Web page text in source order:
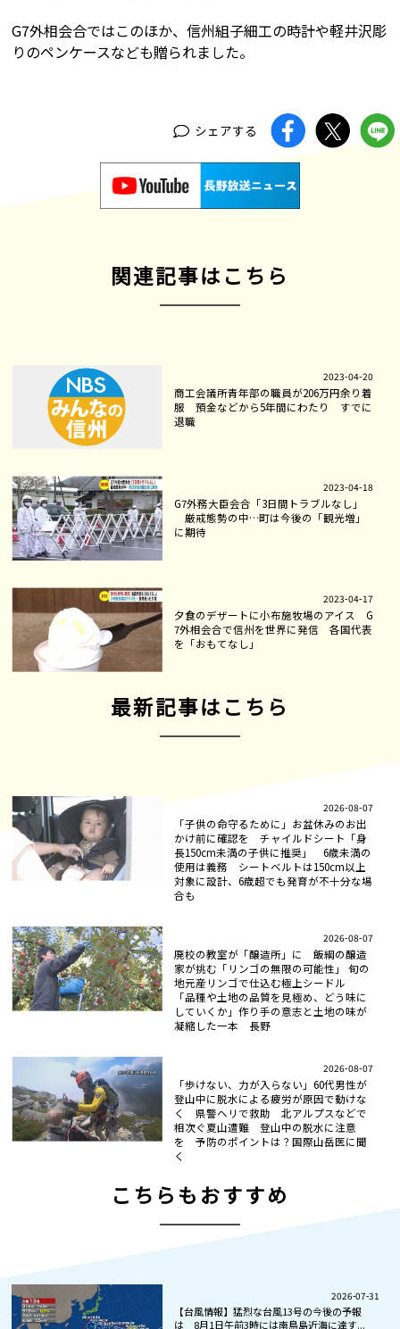
G7外相会合ではこのほか、信州組子細工の時計や軽井沢彫
りのペンケースなども贈られました。
シェアする
関連記事はこちら
2023-04-20
商工会議所青年部の職員が206万円余り着
服 預金などから5年間にわたり すでに
退職
2023-04-18
G7外務大臣会合「3日間トラブルなし」
厳戒態勢の中…町は今後の「観光増」
に期待
2023-04-17
夕食のデザートに小布施牧場のアイス G
7外相会合で信州を世界に発信 各国代表
を「おもてなし」
最新記事はこちら
2026-08-07
「子供の命守るために」お盆休みのお出
かけ前に確認を チャイルドシート「身
長150cm未満の子供に推奨」 6歳未満の
使用は義務 シートベルトは150cm以上
対象に設計、6歳超でも発育が不十分な場
合も
2026-08-07
廃校の教室が「醸造所」に 飯綱の醸造
家が挑む「リンゴの無限の可能性」 旬の
地元産リンゴで仕込む極上シードル
「品種や土地の品質を見極め、どう味に
していくか」作り手の意志と土地の味が
凝縮した一本 長野
2026-08-07
「歩けない、力が入らない」60代男性が
登山中に脱水による疲労が原因で動けな
く 県警ヘリで救助 北アルプスなどで
相次ぐ夏山遭難 登山中の脱水に注意
を 予防のポイントは？国際山岳医に聞
く
こちらもおすすめ
2026-07-31
【台風情報】猛烈な台風13号の今後の予報
は 8月1日午前3時には南鳥島近海に達す...